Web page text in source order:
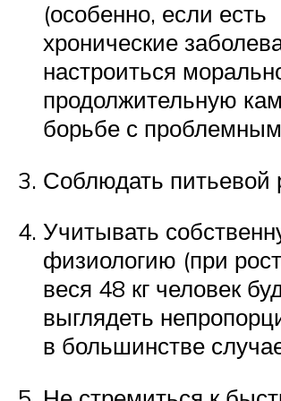
(особенно, если есть
хронические
настроиться
продолжительную
борьбе с
Соблюдать питьевой
Учитывать
физиологию (при
веся 48 кг человек
выглядеть
в большинстве